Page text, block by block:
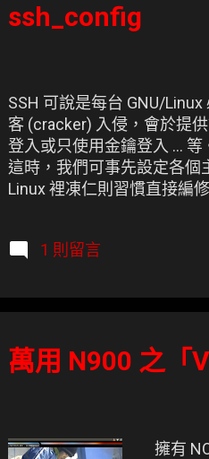
ssh_config
SSH 可說是每台 GNU/
客 (cracker) 入侵，會於提
登入或只使用金鑰登入 ...
這時，我們可事先設定各個
Linux 裡凍仁則習慣直接編
1 則留言
萬用 N900 之「
擁有